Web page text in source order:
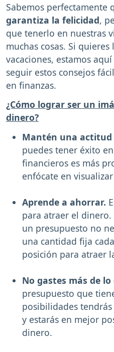
Sabemos perfectamente
garantiza la felicidad,
que tenerlo en nuestras
muchas cosas. Si
vacaciones, estamos
seguir estos consejos
en finanzas.
¿Cómo lograr ser un
dinero?
Mantén una actitud
puedes tener éxito
financieros es más
enfócate en
Aprende a ahorrar.
para atraer el dinero.
un presupuesto no
una cantidad fija
posición para atraer
No gastes más de
presupuesto que
posibilidades
y estarás en mejor
dinero.